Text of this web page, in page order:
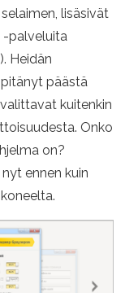
lisäsivät
-palveluita
Heidän
päästä
kuitenkin
Onko
on?
ennen kuin